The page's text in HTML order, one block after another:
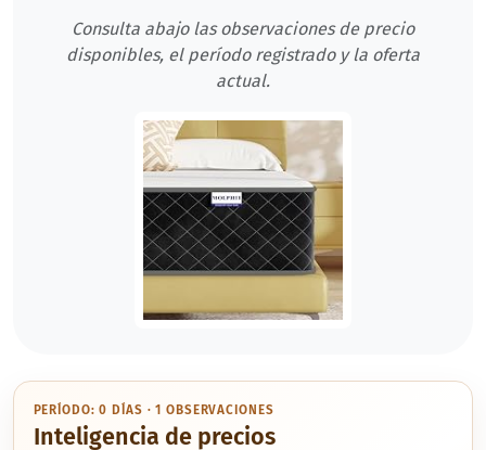
Consulta abajo las observaciones de precio
disponibles, el período registrado y la oferta
actual.
PERÍODO: 0 DÍAS · 1 OBSERVACIONES
Inteligencia de precios